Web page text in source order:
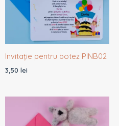
Invitație pentru botez PINB02
3,50 lei